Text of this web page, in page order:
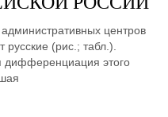
центров
(рис.; табл.).
дифференциация этого